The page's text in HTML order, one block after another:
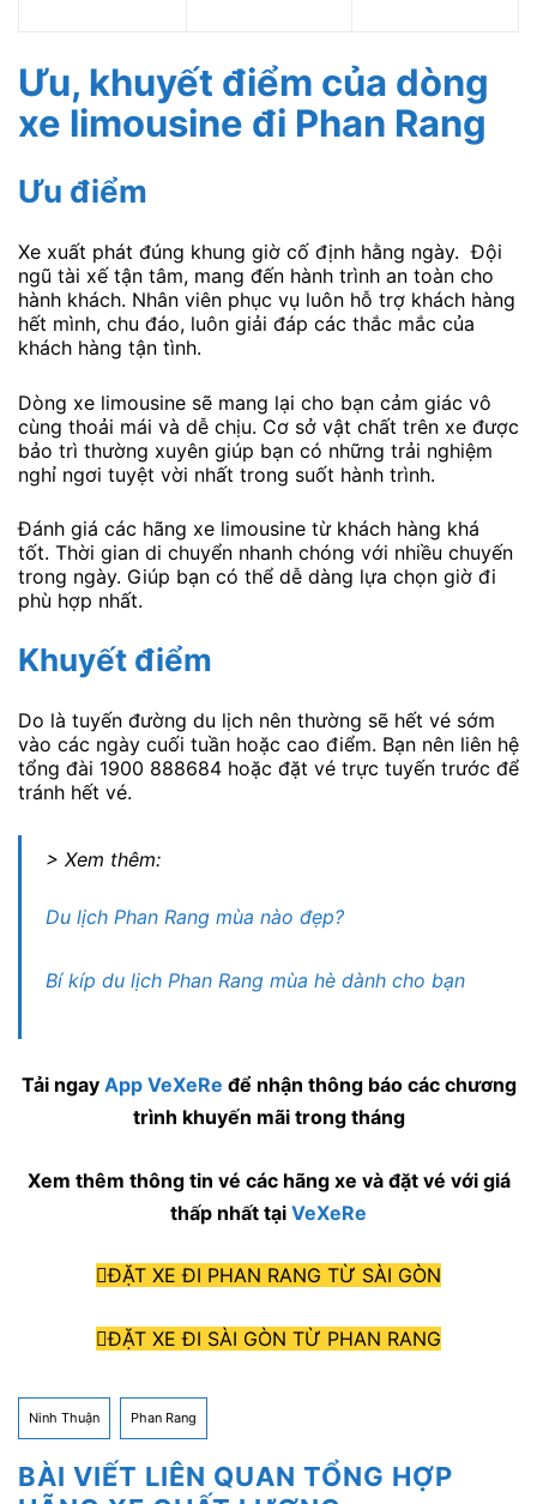
Ưu, khuyết điểm của dòng
xe limousine đi Phan Rang
Ưu điểm
Xe xuất phát đúng khung giờ cố định hằng ngày. Đội
ngũ tài xế tận tâm, mang đến hành trình an toàn cho
hành khách. Nhân viên phục vụ luôn hỗ trợ khách hàng
hết mình, chu đáo, luôn giải đáp các thắc mắc của
khách hàng tận tình.
Dòng xe limousine sẽ mang lại cho bạn cảm giác vô
cùng thoải mái và dễ chịu. Cơ sở vật chất trên xe được
bảo trì thường xuyên giúp bạn có những trải nghiệm
nghỉ ngơi tuyệt vời nhất trong suốt hành trình.
Đánh giá các hãng xe limousine từ khách hàng khá
tốt. Thời gian di chuyển nhanh chóng với nhiều chuyến
trong ngày. Giúp bạn có thể dễ dàng lựa chọn giờ đi
phù hợp nhất.
Khuyết điểm
Do là tuyến đường du lịch nên thường sẽ hết vé sớm
vào các ngày cuối tuần hoặc cao điểm. Bạn nên liên hệ
tổng đài 1900 888684 hoặc đặt vé trực tuyến trước để
tránh hết vé.
> Xem thêm:
Du lịch Phan Rang mùa nào đẹp?
Bí kíp du lịch Phan Rang mùa hè dành cho bạn
Tải ngay App VeXeRe để nhận thông báo các chương
trình khuyến mãi trong tháng
Xem thêm thông tin vé các hãng xe và đặt vé với giá
thấp nhất tại VeXeRe
ĐẶT XE ĐI PHAN RANG TỪ SÀI GÒN
ĐẶT XE ĐI SÀI GÒN TỪ PHAN RANG
Ninh Thuận Phan Rang
BÀI VIẾT LIÊN QUAN TỔNG HỢP